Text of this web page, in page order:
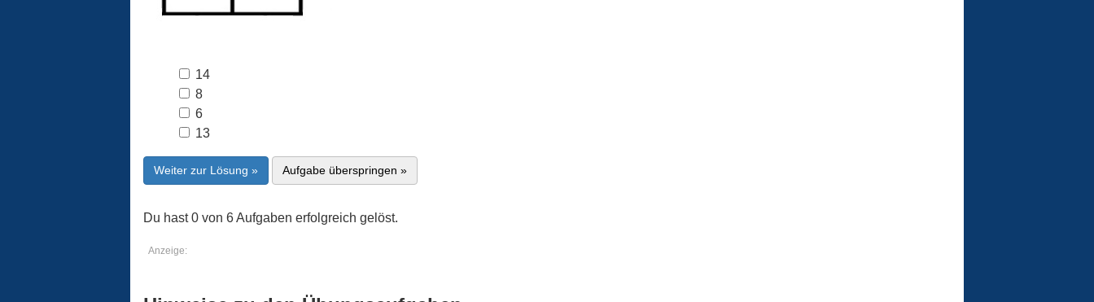
14
8
6
13
Weiter zur Lösung » Aufgabe überspringen »
Du hast 0 von 6 Aufgaben erfolgreich gelöst.
Anzeige: